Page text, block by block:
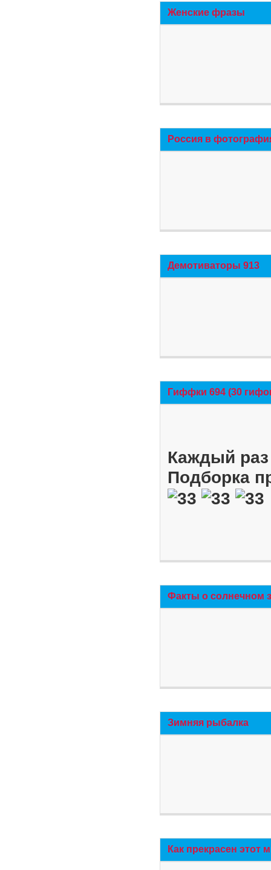
Женские фразы
Россия в
Демотиваторы 913
Гиффки 694 (30
Каждый
Подборка
Факты о солнечном
Зимняя рыбалка
Как прекрасен этот